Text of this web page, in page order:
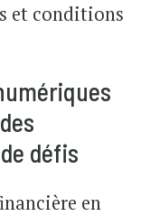
et conditions
défis
en